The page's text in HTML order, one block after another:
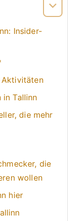
Insider-
Aktivitäten
in Tallinn
die mehr
die
wollen
hier